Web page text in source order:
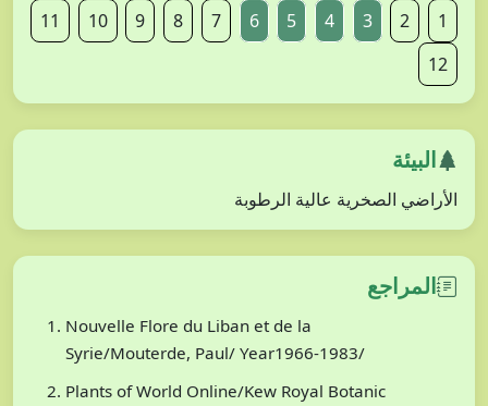
1
2
3
4
5
6
7
8
9
10
11
12
البيئة
الأراضي الصخرية عالية الرطوبة
المراجع
Nouvelle Flore du Liban et de la
Syrie/Mouterde, Paul/ Year1966-1983/
Plants of World Online/Kew Royal Botanic